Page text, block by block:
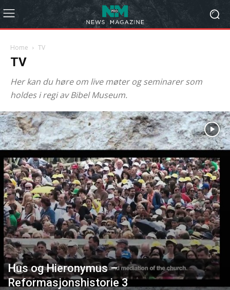
Home TV
TV
Her kan du høre om live møter og seminarer som
holdes i regi av Bibel Museum.
Hus og Hieronymus –
Reformasjonshistorie 3